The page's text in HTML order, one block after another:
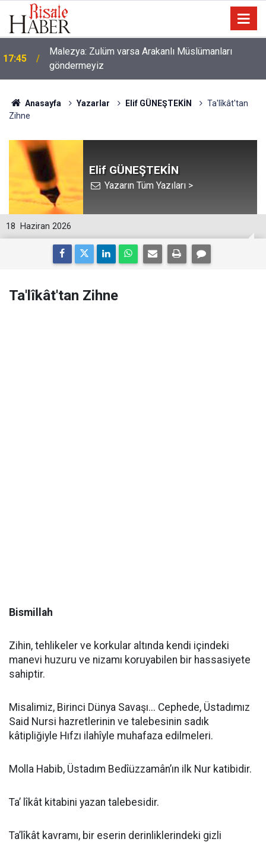
17:45
Malezya: Zulüm varsa Arakanlı Müslümanları
göndermeyiz
Anasayfa Yazarlar Elif GÜNEŞTEKİN
Ta'lîkât'tan
Zihne
Elif GÜNEŞTEKİN
Yazarın Tüm Yazıları >
18 Haziran 2026
Ta'lîkât'tan Zihne
Bismillah
​Zihin, tehlikeler ve korkular altında kendi içindeki
manevi huzuru ve nizamı koruyabilen bir hassasiyete
sahiptir.
Misalimiz, Birinci Dünya Savaşı... Cephede, Üstadımız
Said Nursi hazretlerinin ve talebesinin sadık
kâtipliğiyle Hıfzı ilahîyle muhafaza edilmeleri.
Molla Habib, Üstadım Bedîüzzamân’ın ilk Nur katibidir.
Ta’ lîkât kitabini yazan talebesidir.
​Ta’lîkât kavramı, bir eserin derinliklerindeki gizli